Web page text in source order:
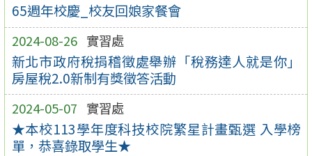
65週年校慶_校友回娘家餐會
2024-08-26 實習處
新北市政府稅捐稽徵處舉辦「稅務達人就是你」
房屋稅2.0新制有獎徵答活動
2024-05-07 實習處
★本校113學年度科技校院繁星計畫甄選 入學榜
單，恭喜錄取學生★